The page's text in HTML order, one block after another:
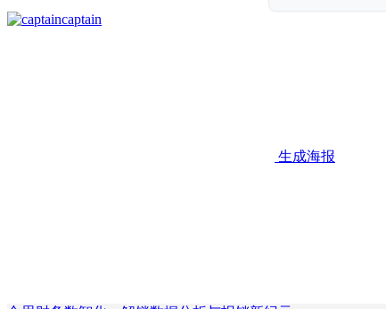
captain
生成海报